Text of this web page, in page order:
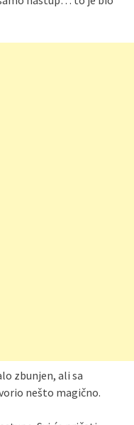
zbunjen, ali sa
nešto magično.